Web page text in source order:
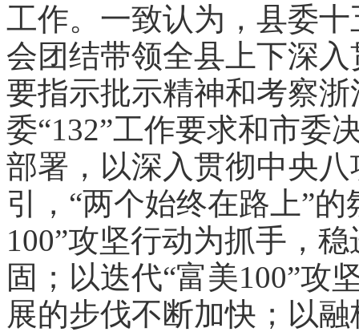
工作。一致认为，县委
会团结带领全县上下深
要指示批示精神和考察
委“132”工作要求和市委
部署，以深入贯彻中央
引，“两个始终在路上”
100”攻坚行动为抓手，
固；以迭代“富美100”攻
展的步伐不断加快；以